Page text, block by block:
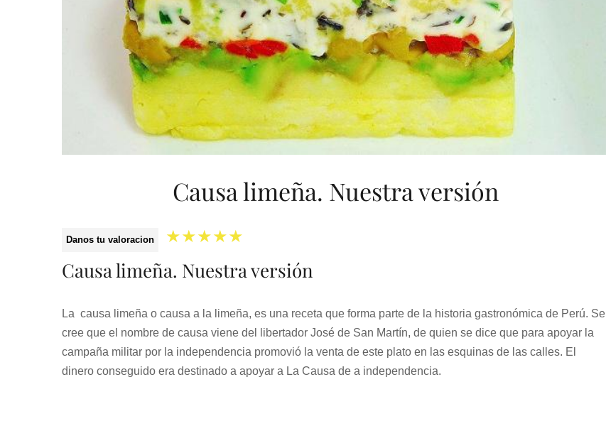
Causa limeña. Nuestra versión
Danos tu valoracion ★★★★★
Causa limeña. Nuestra versión
La causa limeña o causa a la limeña, es una receta que forma parte de la historia gastronómica de Perú. Se
cree que el nombre de causa viene del libertador José de San Martín, de quien se dice que para apoyar la
campaña militar por la independencia promovió la venta de este plato en las esquinas de las calles. El
dinero conseguido era destinado a apoyar a La Causa de a independencia.